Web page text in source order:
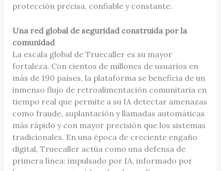
protección precisa, confiable y constante.
Una red global de seguridad construida por la
comunidad
La escala global de Truecaller es su mayor
fortaleza. Con cientos de millones de usuarios en
más de 190 países, la plataforma se beneficia de un
inmenso flujo de retroalimentación comunitaria en
tiempo real que permite a su IA detectar amenazas
como fraude, suplantación y llamadas automáticas
más rápido y con mayor precisión que los sistemas
tradicionales. En una época de creciente engaño
digital, Truecaller actúa como una defensa de
primera línea: impulsado por IA, informado por